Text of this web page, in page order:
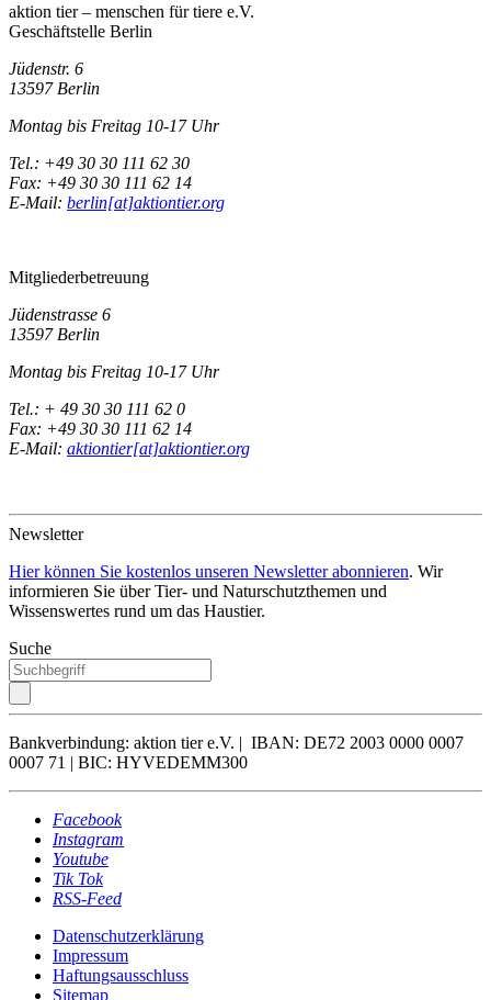
aktion tier – menschen für tiere e.V.
Geschäftstelle Berlin
Jüdenstr. 6
13597 Berlin
Montag bis Freitag 10-17 Uhr
Tel.: +49 30 30 111 62 30
Fax: +49 30 30 111 62 14
E-Mail: berlin[at]aktiontier.org
Mitgliederbetreuung
Jüdenstrasse 6
13597 Berlin
Montag bis Freitag 10-17 Uhr
Tel.: + 49 30 30 111 62 0
Fax: +49 30 30 111 62 14
E-Mail: aktiontier[at]aktiontier.org
Newsletter
Hier können Sie kostenlos unseren Newsletter abonnieren. Wir
informieren Sie über Tier- und Naturschutzthemen und
Wissenswertes rund um das Haustier.
Suche
Bankverbindung: aktion tier e.V. | IBAN: DE72 2003 0000 0007
0007 71 | BIC: HYVEDEMM300
Facebook
Instagram
Youtube
Tik Tok
RSS-Feed
Datenschutzerklärung
Impressum
Haftungsausschluss
Sitemap